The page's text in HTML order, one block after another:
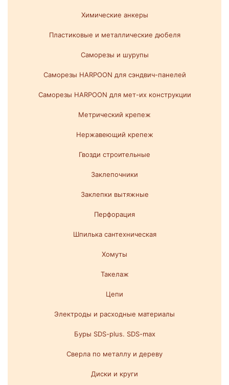
Химические анкеры
Пластиковые и металлические дюбеля
Саморезы и шурупы
Саморезы HARPOON для сэндвич-панелей
Саморезы HARPOON для мет-их конструкции
Метрический крепеж
Нержавеющий крепеж
Гвозди строительные
Заклепочники
Заклепки вытяжные
Перфорация
Шпилька сантехническая
Хомуты
Такелаж
Цепи
Электроды и расходные материалы
Буры SDS-plus. SDS-max
Сверла по металлу и дереву
Диски и круги